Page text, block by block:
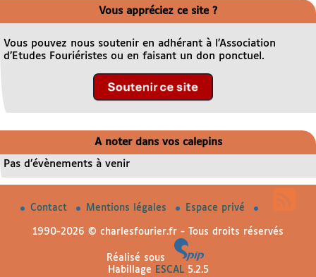
Vous appréciez ce site ?
Vous pouvez nous soutenir en adhérant à l’Association
d’Etudes Fouriéristes ou en faisant un don ponctuel.
A noter dans vos calepins
Pas d’évènements à venir
Contact Mentions légales Espace privé
1990-2026 © charlesfourier.fr - Tous droits réservés
Réalisé sous
Habillage
ESCAL5.2.5